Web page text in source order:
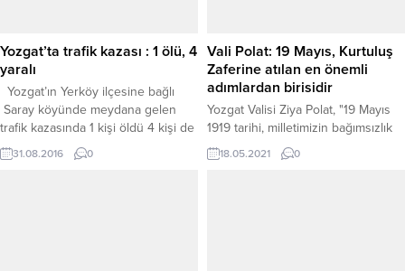
Cumhurbaşkanlığı yardımcılığı
görevine geldikten sonra ilk...
Yozgat’ta trafik kazası : 1 ölü, 4
yaralı
Yozgat’ın Yerköy ilçesine bağlı
Saray köyünde meydana gelen
trafik kazasında 1 kişi öldü 4 kişi de
yaralandı. Edinilen bilgiye göre
Ankara’dan çocukları Hazal Duru
31.08.2016 0
Vali Polat: 19 Mayıs, Kurtuluş
Zaferine atılan en önemli
adımlardan birisidir
Yozgat Valisi Ziya Polat, "19 Mayıs
1919 tarihi, milletimizin bağımsızlık
iradesinin Samsun'dan başlayarak,
tüm Türkiye'ye yayıldığı bir gündür
18.05.2021 0